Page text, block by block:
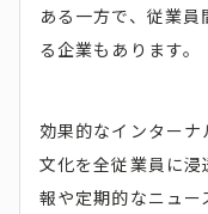
ある一方で、従業
る企業もあります。
効果的なインター
文化を全従業員に
報や定期的なニュ